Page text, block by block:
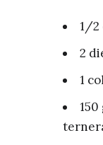
1/2
2
1